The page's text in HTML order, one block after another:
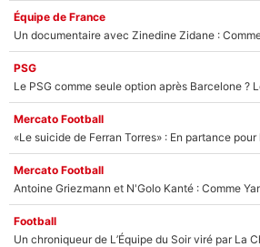
Équipe de France
PSG
Mercato Football
Mercato Football
Football